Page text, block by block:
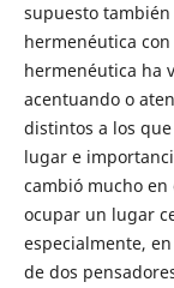
supuesto
hermenéutica
hermenéutica ha
acentuando o
distintos a los
lugar e
cambió mucho en
ocupar un lugar
especialmente,
de dos